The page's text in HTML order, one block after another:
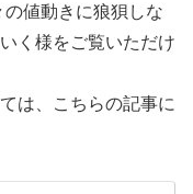
値動きに狼狽しな
く様をご覧いただけ
は、こちらの記事に